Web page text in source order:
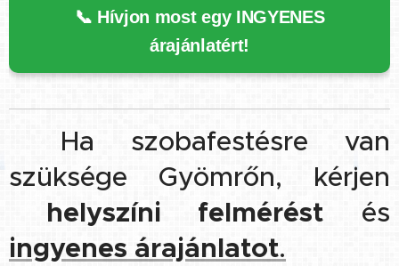
📞 Hívjon most egy INGYENES
árajánlatért!
Ha szobafestésre van
szüksége Gyömrőn, kérjen
helyszíni felmérést és
ingyenes árajánlatot.